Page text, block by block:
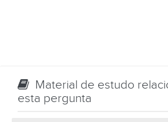
Material de estudo
esta pergunta